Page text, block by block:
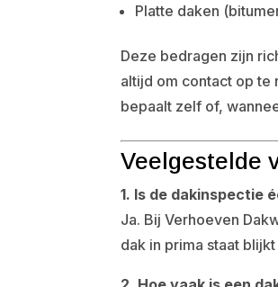
Platte daken
Deze bedragen zijn
altijd om contact op te
bepaalt zelf of,
Veelgestelde
1. Is de dakinspectie
Ja. Bij Verhoeven
dak in prima staat